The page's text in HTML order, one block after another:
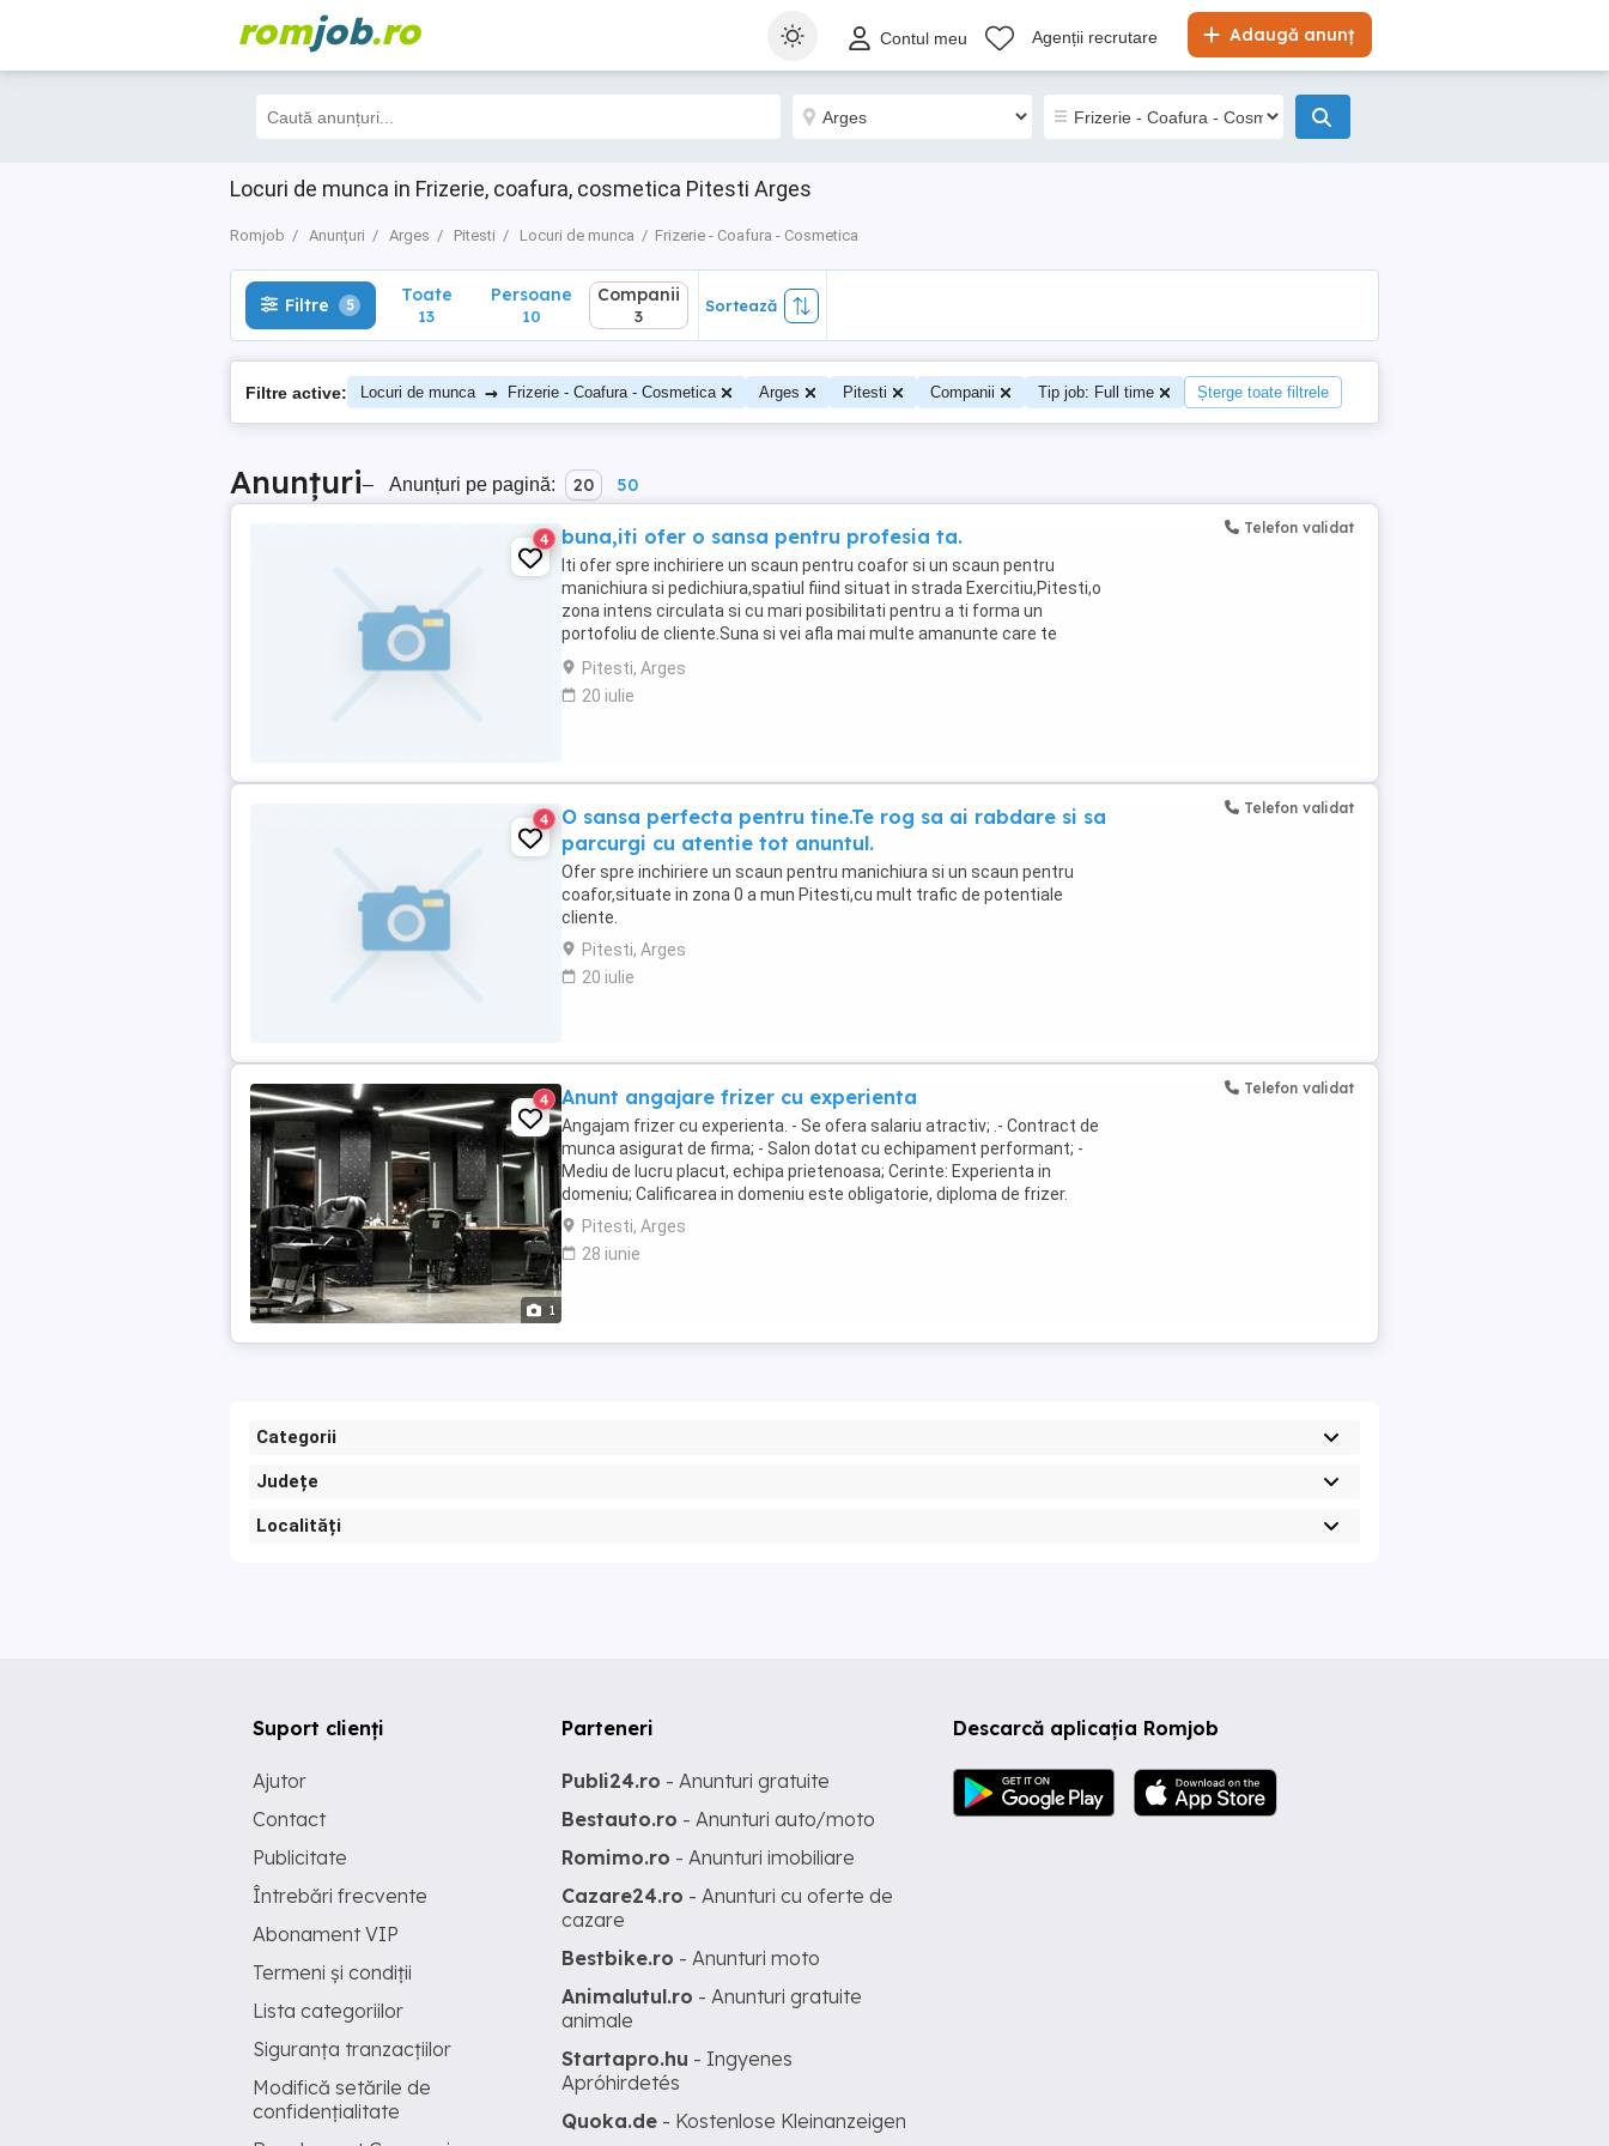
romjob.ro Adaugă anunț
Contul meu Agenții recrutare
Locuri de munca in Frizerie, coafura, cosmetica Pitesti Arges
Romjob Anunțuri Arges Pitesti Locuri de munca Frizerie - Coafura - Cosmetica
Filtre 5 Toate
13
Filtre 5 Toate
13
Persoane
10
Companii
3
Sortează
Filtre active: Locuri de munca → Frizerie - Coafura - Cosmetica Arges Pitesti Companii Tip job: Full time Șterge toate filtrele
Anunțuri– Anunțuri pe pagină: 20 50
4 buna,iti ofer o sansa pentru profesia ta.
Iti ofer spre inchiriere un scaun pentru coafor si un scaun pentru
manichiura si pedichiura,spatiul fiind situat in strada Exercitiu,Pitesti,o
zona intens circulata si cu mari posibilitati pentru a ti forma un
portofoliu de cliente.Suna si vei afla mai multe amanunte care te
intereseaza si locatia respectiva,sau ...
Pitesti, Arges
20 iulie
Telefon validat
4
O sansa perfecta pentru tine.Te rog sa ai rabdare si sa
parcurgi cu atentie tot anuntul.
Ofer spre inchiriere un scaun pentru manichiura si un scaun pentru
coafor,situate in zona 0 a mun Pitesti,cu mult trafic de potentiale
cliente.
Pitesti, Arges
20 iulie
Telefon validat
1
4 Anunt angajare frizer cu experienta
Angajam frizer cu experienta. - Se ofera salariu atractiv; .- Contract de
munca asigurat de firma; - Salon dotat cu echipament performant; -
Mediu de lucru placut, echipa prietenoasa; Cerinte: Experienta in
domeniu; Calificarea in domeniu este obligatorie, diploma de frizer.
Pitesti, Arges
28 iunie
Telefon validat
Categorii
Județe
Localități
Descarcă aplicația Romjob
Suport clienți
Ajutor
Contact
Publicitate
Întrebări frecvente
Abonament VIP
Termeni și condiții
Lista categoriilor
Siguranța tranzacțiilor
Modifică setările de
confidențialitate
Parteneri
Publi24.ro - Anunturi gratuite
Bestauto.ro - Anunturi auto/moto
Romimo.ro - Anunturi imobiliare
Cazare24.ro - Anunturi cu oferte de
cazare
Bestbike.ro - Anunturi moto
Animalutul.ro - Anunturi gratuite
animale
Startapro.hu - Ingyenes
Apróhirdetés
Quoka.de - Kostenlose Kleinanzeigen